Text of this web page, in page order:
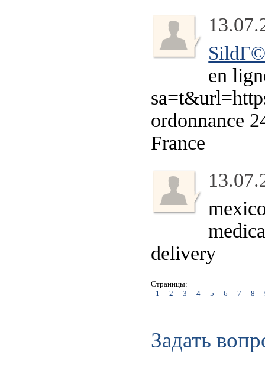
en
ordonnance
France
delivery
Страницы:
1
2 3 4 5 6 7 8
Задать